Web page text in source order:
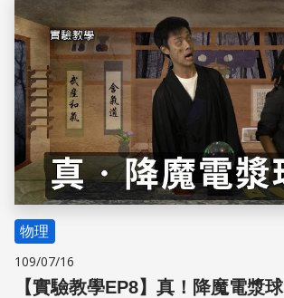
物理
109/07/16
【實驗教學EP8】真！降魔電漿球